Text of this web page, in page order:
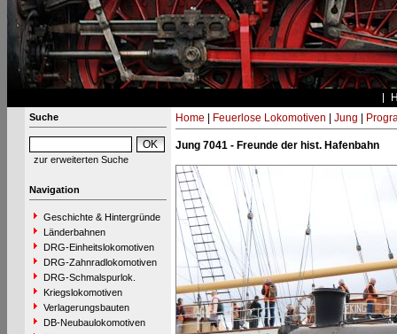
Suche
zur erweiterten Suche
Navigation
Geschichte & Hintergründe
Länderbahnen
DRG-Einheitslokomotiven
DRG-Zahnradlokomotiven
DRG-Schmalspurlok.
Kriegslokomotiven
Verlagerungsbauten
DB-Neubaulokomotiven
Home Feuerlose Lokomotiven Jung
Jung 7041 - Freunde der hist. Hafenbahn